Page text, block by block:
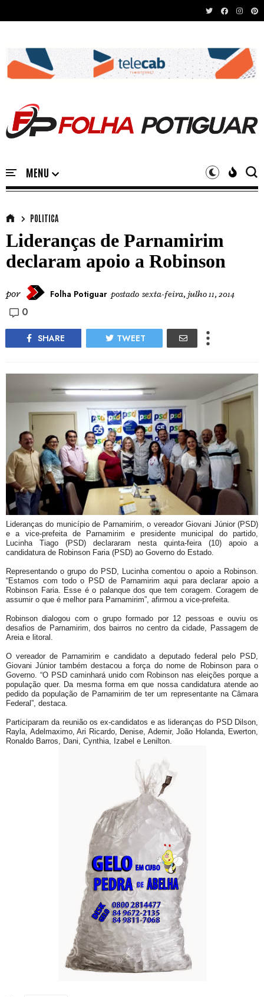
POLITICA
Lideranças de Parnamirim
declaram apoio a Robinson
por Folha Potiguar postado sexta-feira, julho 11, 2014
0
SHARE TWEET
Lideranças do município de Parnamirim, o vereador Giovani Júnior (PSD)
e a vice-prefeita de Parnamirim e presidente municipal do partido,
Lucinha Tiago (PSD) declararam nesta quinta-feira (10) apoio a
candidatura de Robinson Faria (PSD) ao Governo do Estado.
Representando o grupo do PSD, Lucinha comentou o apoio a Robinson.
“Estamos com todo o PSD de Parnamirim aqui para declarar apoio a
Robinson Faria. Esse é o palanque dos que tem coragem. Coragem de
assumir o que é melhor para Parnamirim”, afirmou a vice-prefeita.
Robinson dialogou com o grupo formado por 12 pessoas e ouviu os
desafios de Parnamirim, dos bairros no centro da cidade, Passagem de
Areia e litoral.
O vereador de Parnamirim e candidato a deputado federal pelo PSD,
Giovani Júnior também destacou a força do nome de Robinson para o
Governo. “O PSD caminhará unido com Robinson nas eleições porque a
população quer. Da mesma forma em que nossa candidatura atende ao
pedido da população de Parnamirim de ter um representante na Câmara
Federal”, destaca.
Participaram da reunião os ex-candidatos e as lideranças do PSD Dilson,
Rayla, Adelmaximo, Ari Ricardo, Denise, Ademir, João Holanda, Ewerton,
Ronaldo Barros, Dani, Cynthia, Izabel e Lenilton.